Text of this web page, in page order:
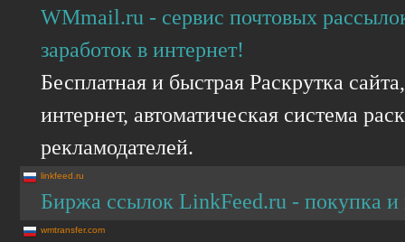
WMmail.ru - сервис почтовых
заработок в интернет!
Бесплатная и быстрая Раскрутка
интернет, автоматическая система
рекламодателей.
linkfeed.ru
Биржа ссылок LinkFeed.ru - покупка
wmtransfer.com